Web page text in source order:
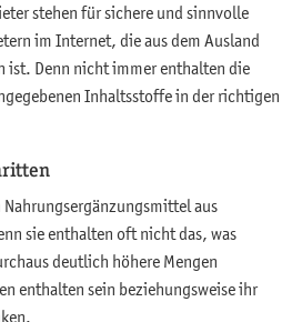
stehen für sichere und sinnvolle
im Internet, die aus dem Ausland
ist. Denn nicht immer enthalten die
Inhaltsstoffe in der richtigen
Nahrungsergänzungsmittel aus
sie enthalten oft nicht das, was
deutlich höhere Mengen
enthalten sein beziehungsweise ihr